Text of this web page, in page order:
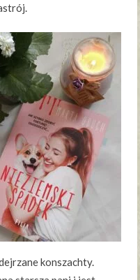
konszachty.